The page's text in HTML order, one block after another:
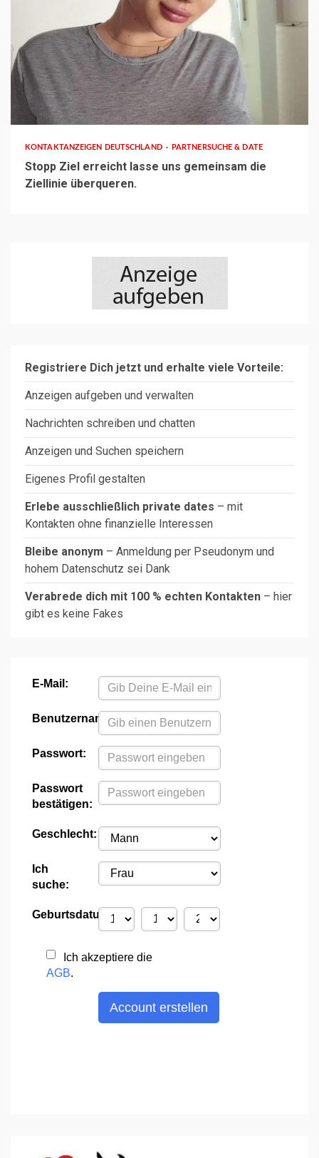
1 min read
KONTAKTANZEIGEN DEUTSCHLAND PARTNERSUCHE & DATE
Stopp Ziel erreicht lasse uns gemeinsam die
Ziellinie überqueren.
Registriere Dich jetzt und erhalte viele Vorteile:
Anzeigen aufgeben und verwalten
Nachrichten schreiben und chatten
Anzeigen und Suchen speichern
Eigenes Profil gestalten
Erlebe ausschließlich private dates – mit
Kontakten ohne finanzielle Interessen
Bleibe anonym – Anmeldung per Pseudonym und
hohem Datenschutz sei Dank
Verabrede dich mit 100 % echten Kontakten – hier
gibt es keine Fakes